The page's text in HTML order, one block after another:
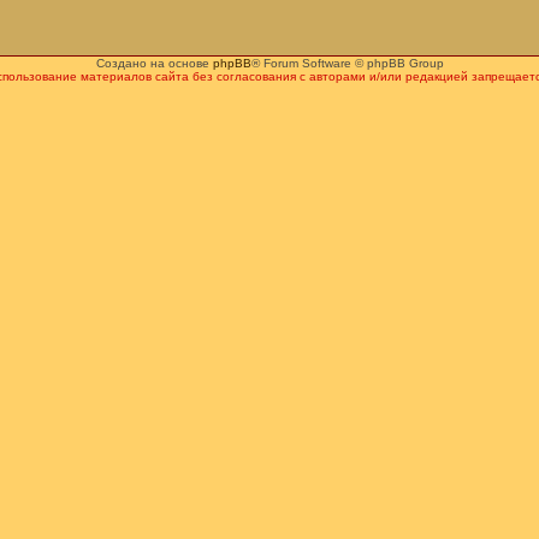
Создано на основе phpBB® Forum Software © phpBB Group
материалов сайта без согласования с авторами и/или редакцией